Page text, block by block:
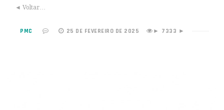
◄ Voltar…
PMC 25 DE FEVEREIRO DE 2025 ► 7333 ►